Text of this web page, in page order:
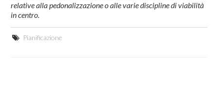
relative alla pedonalizzazione o alle varie discipline di viabilità
in centro.
Pianificazione